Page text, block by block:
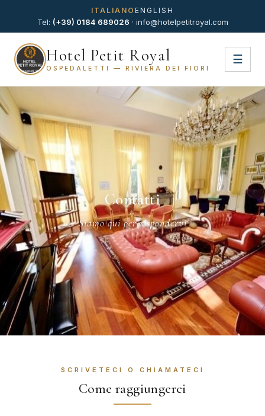
ITALIANO ENGLISH
Tel: (+39) 0184 689026 · info@hotelpetitroyal.com
Hotel Petit Royal
OSPEDALETTI — RIVIERA DEI FIORI
☰
Contatti
Siamo qui per rispondervi
SCRIVETECI O CHIAMATECI
Come raggiungerci